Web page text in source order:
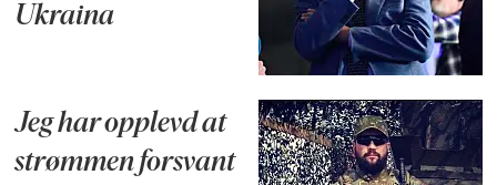
Ukraina
Jeg har opplevd at
strømmen forsvant